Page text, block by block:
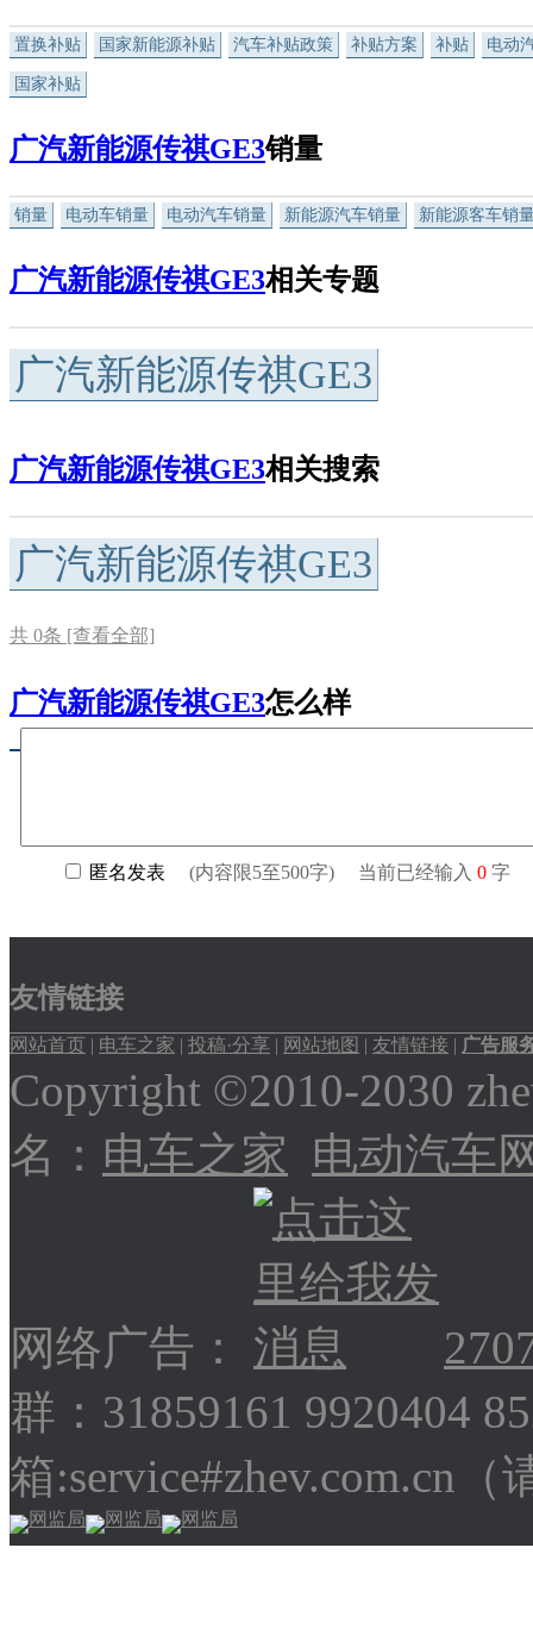
置换补贴 国家新能源补贴 汽车补贴政策 补贴方案 补贴 电动
国家补贴
广汽新能源传祺GE3销量
销量 电动车销量 电动汽车销量 新能源汽车销量 新能源客车销
广汽新能源传祺GE3相关专题
广汽新能源传祺GE3
广汽新能源传祺GE3相关搜索
广汽新能源传祺GE3
共 0条 [查看全部]
广汽新能源传祺GE3怎么样
友情链接
网站首页 | 电车之家 | 投稿·分享 | 网站地图 | 友情链接 | 广告服
Copyright ©2010-2030
名： 电车之家 电动汽车
网络广告：
群：31859161 9920404
箱:service#zhev.com.cn